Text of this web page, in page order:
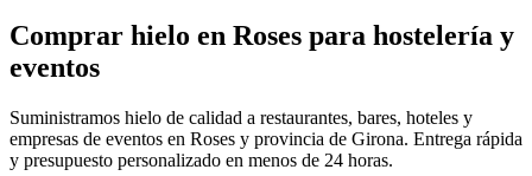
Comprar hielo en Roses para hostelería y
eventos
Suministramos hielo de calidad a restaurantes, bares, hoteles y
empresas de eventos en Roses y provincia de Girona. Entrega rápida
y presupuesto personalizado en menos de 24 horas.